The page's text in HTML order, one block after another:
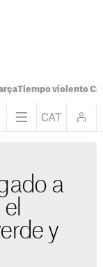
Tiempo violento
a
y